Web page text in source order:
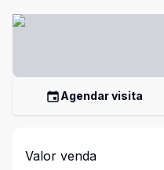
Agendar visita
Valor venda